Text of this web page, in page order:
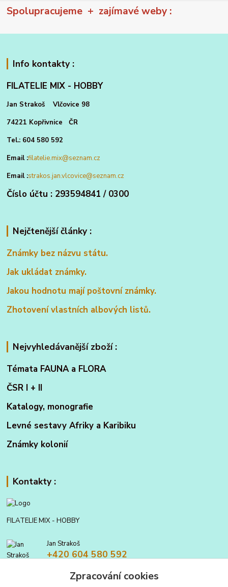
Spolupracujeme + zajímavé weby :
Info kontakty :
FILATELIE MIX - HOBBY
Jan Strakoš Vlčovice 98
74221 Kopřivnice ČR
Tel.: 604 580 592
Email :filatelie.mix@seznam.cz
Email :strakos.jan.vlcovice@seznam.cz
Číslo účtu : 293594841 / 0300
Nejčtenější články :
Známky bez názvu státu.
Jak ukládat známky.
Jakou hodnotu mají poštovní známky.
Zhotovení vlastních albových listů.
Nejvyhledávanější zboží :
Témata FAUNA a FLORA
ČSR I + II
Katalogy, monografie
Levné sestavy Afriky a Karibiku
Známky kolonií
Kontakty :
FILATELIE MIX - HOBBY
Jan Strakoš
+420 604 580 592
filatelie.mix@seznam.czZpracování cookies